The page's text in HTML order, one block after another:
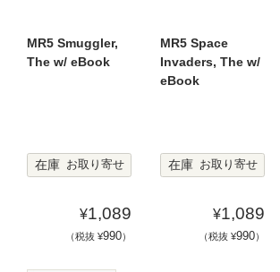
MR5 Smuggler,
The w/ eBook
在庫 お取り寄せ
¥1,089
（税抜 ¥990）
MR5 Space
Invaders, The w/
eBook
在庫 お取り寄せ
¥1,089
（税抜 ¥990）